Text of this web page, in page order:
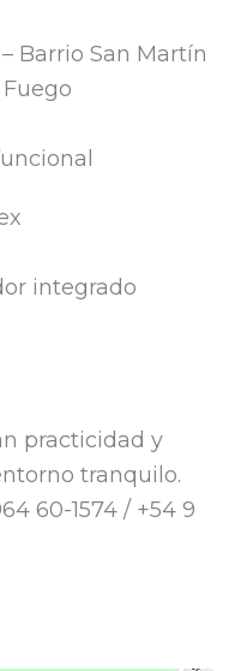
Barrio San Martín
integrado
practicidad y
tranquilo.
60-1574 / +54 9